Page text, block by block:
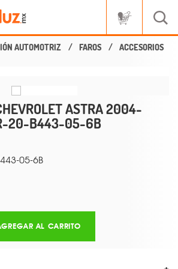
AUTOMOTRIZ FAROS ACCESORIOS
ASTRA 2004-
20-B443-05-6B
05-6B
AL CARRITO